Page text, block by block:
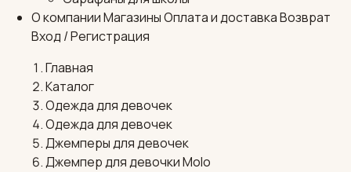
О компанииМагазиныОплата и доставкаВозврат
Вход / Регистрация
Главная
Каталог
Одежда для девочек
Одежда для девочек
Джемперы для девочек
Джемпер для девочки Molo